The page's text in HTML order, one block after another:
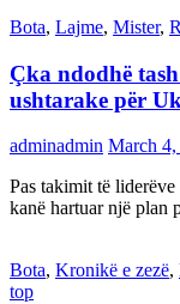
Bota, Lajme, Mister,
Çka ndodhë
ushtarake për
adminadmin March 4,
Pas takimit të
kanë hartuar një plan
Bota, Kronikë e zezë,
top